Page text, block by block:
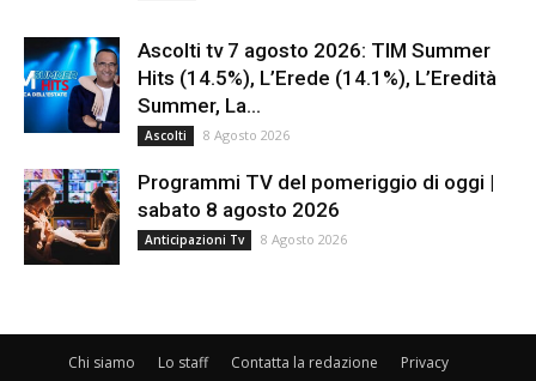
Ascolti tv 7 agosto 2026: TIM Summer
Hits (14.5%), L’Erede (14.1%), L’Eredità
Summer, La...
Ascolti 8 Agosto 2026
Programmi TV del pomeriggio di oggi |
sabato 8 agosto 2026
Anticipazioni Tv 8 Agosto 2026
Chi siamo Lo staff Contatta la redazione
Privacy